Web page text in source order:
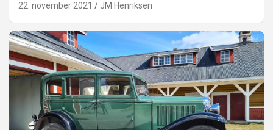
22. november 2021 JM Henriksen